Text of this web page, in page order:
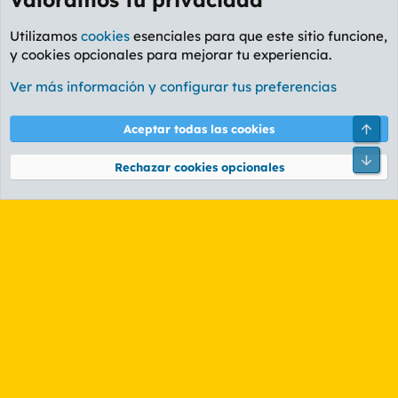
Foro Deportes
Cookies
PL OLDSTYLE AMARILLO
Términos y reglas Política de privacidad Ayuda
Community platform by XenForo® © 2010-2026 XenForo Ltd.
Utilizamos cookies esenciales para que este sitio funcione,
y cookies opcionales para mejorar tu experiencia.
Ver más información y configurar tus preferencias
Aceptar todas las cookies
Rechazar cookies opcionales
Pie